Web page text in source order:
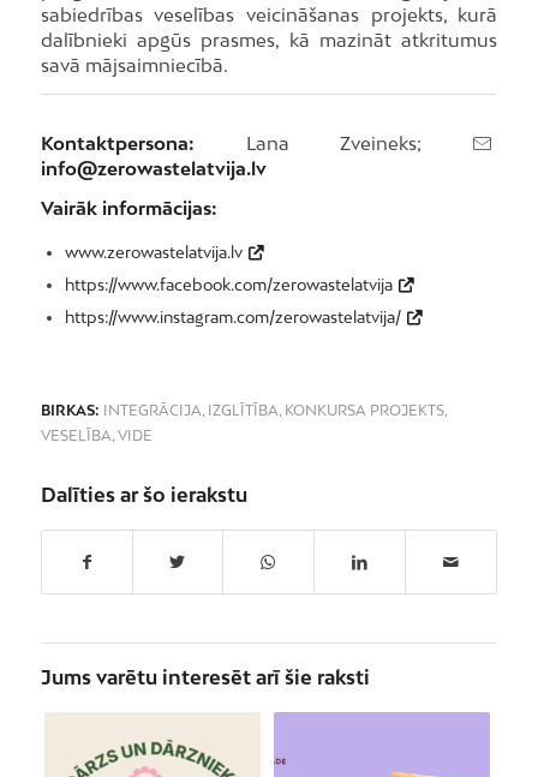
sabiedrības veselības veicināšanas projekts, kurā
dalībnieki apgūs prasmes, kā mazināt atkritumus
savā mājsaimniecībā.
Kontaktpersona: Lana Zveineks;
info@zerowastelatvija.lv
Vairāk informācijas:
www.zerowastelatvija.lv
https://www.facebook.com/zerowastelatvija
https://www.instagram.com/zerowastelatvija/
BIRKAS: INTEGRĀCIJA, IZGLĪTĪBA, KONKURSA PROJEKTS,
VESELĪBA, VIDE
Dalīties ar šo ierakstu
Jums varētu interesēt arī šie raksti